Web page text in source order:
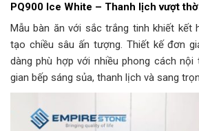
PQ900 Ice White – Thanh lịch vượt
Mẫu bàn ăn với sắc trắng tinh khiết kết
tạo chiều sâu ấn tượng. Thiết kế đơn
dàng phù hợp với nhiều phong cách nội
gian bếp sáng sủa, thanh lịch và sang